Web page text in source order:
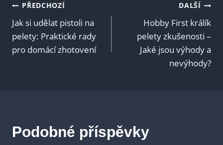
Navigace
pro
příspěvek
PŘEDCHOZÍ
Jak si udělat pistoli na
pelety: Praktické rady
pro domácí zhotovení
DALŠÍ
Hobby First králík
pelety zkušenosti –
Jaké jsou výhody a
nevýhody?
Podobné příspěvky